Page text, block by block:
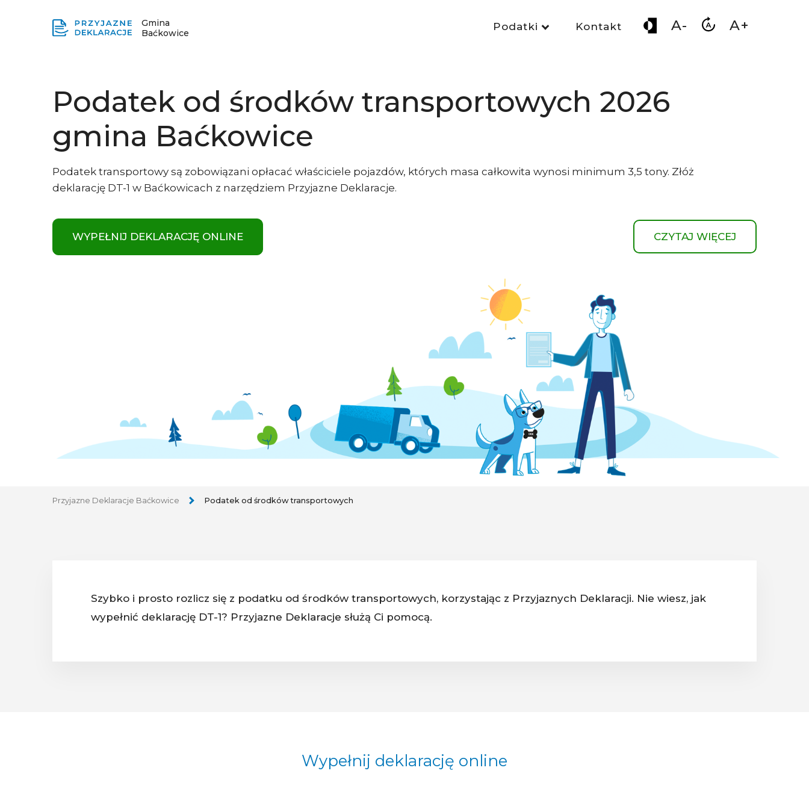
Gmina
Baćkowice
Podatki Kontakt A- A+
Podatek od środków transportowych 2026
gmina Baćkowice
Podatek transportowy są zobowiązani opłacać właściciele pojazdów, których masa całkowita wynosi minimum 3,5 tony. Złóż
deklarację DT-1 w Baćkowicach z narzędziem Przyjazne Deklaracje.
WYPEŁNIJ DEKLARACJĘ ONLINE CZYTAJ WIĘCEJ
Przyjazne Deklaracje Baćkowice Podatek od środków transportowych
Szybko i prosto rozlicz się z podatku od środków transportowych, korzystając z Przyjaznych Deklaracji. Nie wiesz, jak
wypełnić deklarację DT-1? Przyjazne Deklaracje służą Ci pomocą.
Wypełnij deklarację online